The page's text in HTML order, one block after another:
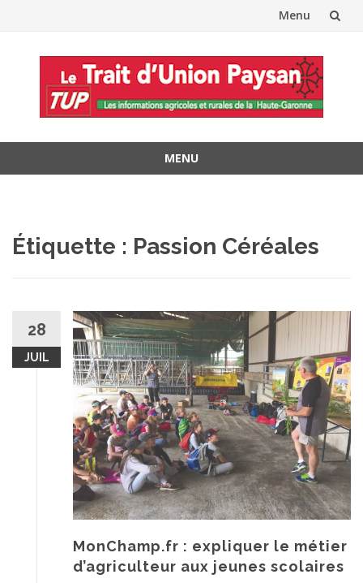
Menu
contenu
MENU
Étiquette : Passion Céréales
28
JUIL
MonChamp.fr : expliquer le métier
d’agriculteur aux jeunes scolaires